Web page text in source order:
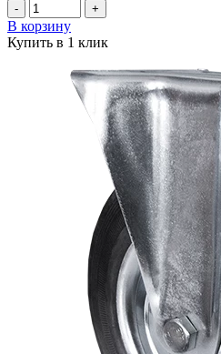
- +
В корзину
Купить в 1 клик